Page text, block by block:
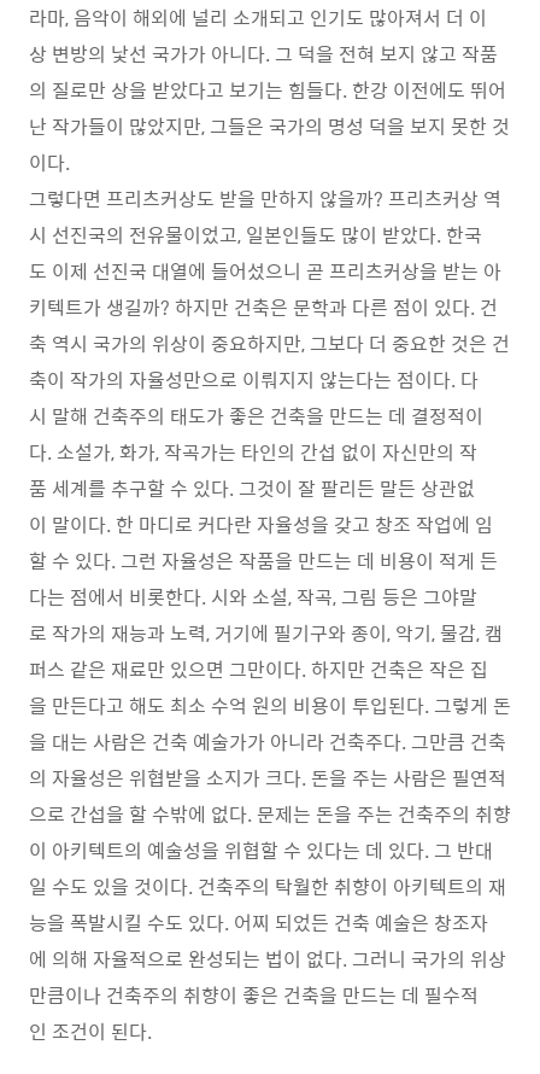
라마, 음악이 해외에 널리 소개되고 인기도 많아져서 더 이
상 변방의 낯선 국가가 아니다. 그 덕을 전혀 보지 않고 작품
의 질로만 상을 받았다고 보기는 힘들다. 한강 이전에도 뛰어
난 작가들이 많았지만, 그들은 국가의 명성 덕을 보지 못한 것
이다.
그렇다면 프리츠커상도 받을 만하지 않을까? 프리츠커상 역
시 선진국의 전유물이었고, 일본인들도 많이 받았다. 한국
도 이제 선진국 대열에 들어섰으니 곧 프리츠커상을 받는 아
키텍트가 생길까? 하지만 건축은 문학과 다른 점이 있다. 건
축 역시 국가의 위상이 중요하지만, 그보다 더 중요한 것은 건
축이 작가의 자율성만으로 이뤄지지 않는다는 점이다. 다
시 말해 건축주의 태도가 좋은 건축을 만드는 데 결정적이
다. 소설가, 화가, 작곡가는 타인의 간섭 없이 자신만의 작
품 세계를 추구할 수 있다. 그것이 잘 팔리든 말든 상관없
이 말이다. 한 마디로 커다란 자율성을 갖고 창조 작업에 임
할 수 있다. 그런 자율성은 작품을 만드는 데 비용이 적게 든
다는 점에서 비롯한다. 시와 소설, 작곡, 그림 등은 그야말
로 작가의 재능과 노력, 거기에 필기구와 종이, 악기, 물감, 캠
퍼스 같은 재료만 있으면 그만이다. 하지만 건축은 작은 집
을 만든다고 해도 최소 수억 원의 비용이 투입된다. 그렇게 돈
을 대는 사람은 건축 예술가가 아니라 건축주다. 그만큼 건축
의 자율성은 위협받을 소지가 크다. 돈을 주는 사람은 필연적
으로 간섭을 할 수밖에 없다. 문제는 돈을 주는 건축주의 취향
이 아키텍트의 예술성을 위협할 수 있다는 데 있다. 그 반대
일 수도 있을 것이다. 건축주의 탁월한 취향이 아키텍트의 재
능을 폭발시킬 수도 있다. 어찌 되었든 건축 예술은 창조자
에 의해 자율적으로 완성되는 법이 없다. 그러니 국가의 위상
만큼이나 건축주의 취향이 좋은 건축을 만드는 데 필수적
인 조건이 된다.